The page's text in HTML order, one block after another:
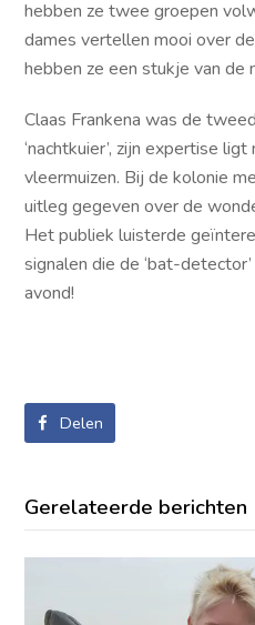
hebben ze twee groepen
dames vertellen mooi over
hebben ze een stukje van de
Claas Frankena was de
‘nachtkuier’, zijn expertise
vleermuizen. Bij de kolonie
uitleg gegeven over de
Het publiek luisterde
signalen die de ‘bat-
avond!
Delen
Gerelateerde berichten